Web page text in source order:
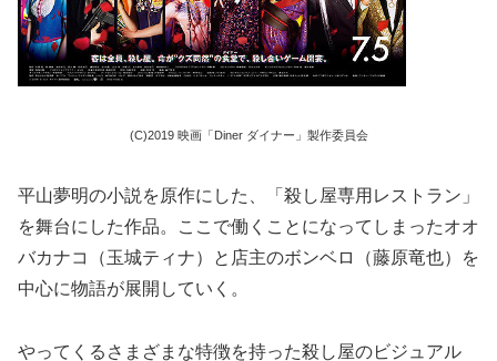
(C)2019 映画「Diner ダイナー」製作委員会
平山夢明の小説を原作にした、「殺し屋専用レストラン」
を舞台にした作品。ここで働くことになってしまったオオ
バカナコ（玉城ティナ）と店主のボンベロ（藤原竜也）を
中心に物語が展開していく。
やってくるさまざまな特徴を持った殺し屋のビジュアル